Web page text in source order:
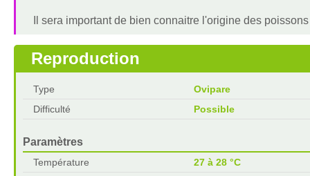
Il sera important de bien connaitre l'origine des
Reproduction
Type
Ovipare
Difficulté
Possible
Paramètres
Température
27 à 28 °C